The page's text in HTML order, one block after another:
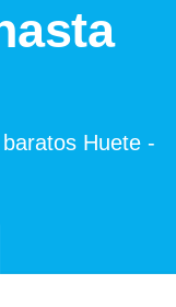
Huete -